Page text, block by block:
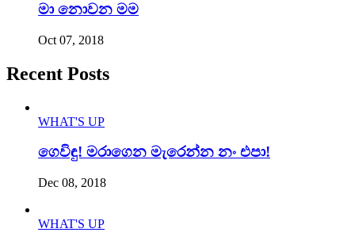
මා නොවන මම
Oct 07, 2018
Recent Posts
WHAT'S UP
ගෙවිඳු! මරාගෙන මැරෙන්න නං එපා!
Dec 08, 2018
WHAT'S UP